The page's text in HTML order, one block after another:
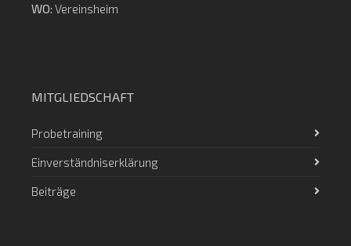
WO: Vereinsheim
MITGLIEDSCHAFT
Probetraining
Einverständniserklärung
Beiträge